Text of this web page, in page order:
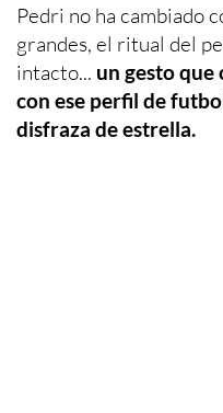
Pedri no ha cambiado
grandes, el ritual del
intacto... un gesto que
con ese perfil de
disfraza de estrella.